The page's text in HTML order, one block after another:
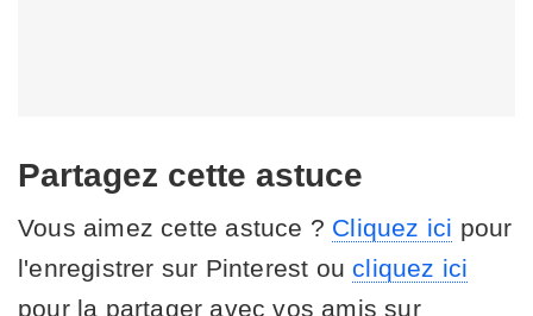
Partagez cette astuce
Vous aimez cette astuce ? Cliquez ici pour
l'enregistrer sur Pinterest ou cliquez ici
pour la partager avec vos amis sur